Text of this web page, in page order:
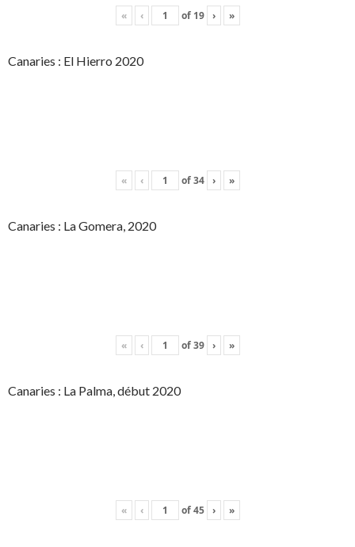
« ‹ of 19 › »
Canaries : El Hierro 2020
« ‹ of34 › »
Canaries : La Gomera, 2020
« ‹ of39 › »
Canaries : La Palma, début 2020
« ‹ of45 › »